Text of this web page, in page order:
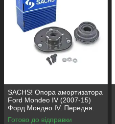
SACHS! Опора амортизатора
Ford Mondeo IV (2007-15)
Форд Мондео IV. Передня.
SM5676 , 803053 , KB652.30
Готово до відправки